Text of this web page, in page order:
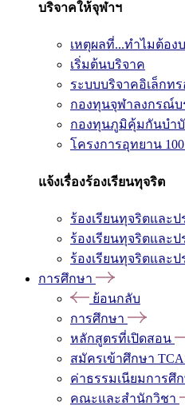
บริจาคให้จุฬาฯ
เหตุผลที่...ทำไมต้อง
เริ่มต้นบริจาค
ระบบบริจาคอิเล็กท
กองทุนจุฬาลงกรณ์
กองทุนภูมิคุ้มกันบำบั
โครงการอุทยาน
แจ้งเรื่องร้องเรียนทุจริต
ร้องเรียนทุจริตและ
ร้องเรียนทุจริตและ
ร้องเรียนทุจริตและ
การศึกษา
ย้อนกลับ
การศึกษา
หลักสูตรที่เปิดสอน
สมัครเข้าศึกษา
ค่าธรรมเนียมการศึ
คณะและสำนักวิชา